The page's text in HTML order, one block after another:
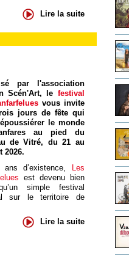
Lire la suite
par l'association
Scén'Art, le festival
vous invite
jours de fête qui
le monde
au pied du
de Vitré, du 21 au
2026.
d’existence,
Les
est devenu bien
simple festival
sur le territoire de
Lire la suite